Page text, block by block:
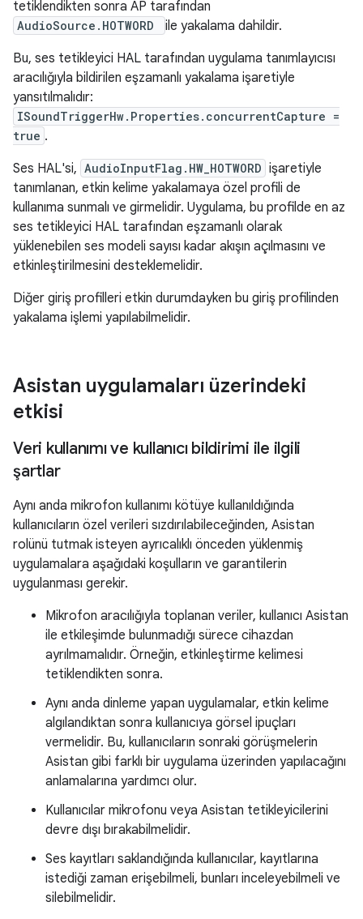
tetiklendikten sonra AP tarafından
AudioSource.HOTWORD
ile yakalama dahildir.
Bu, ses tetikleyici HAL tarafından uygulama tanımlayıcısı
aracılığıyla bildirilen eşzamanlı yakalama işaretiyle
yansıtılmalıdır:
ISoundTriggerHw.Properties.concurrentCapture =
true .
Ses HAL'si, AudioInputFlag.HW_HOTWORD işaretiyle
tanımlanan, etkin kelime yakalamaya özel profili de
kullanıma sunmalı ve girmelidir. Uygulama, bu profilde en az
ses tetikleyici HAL tarafından eşzamanlı olarak
yüklenebilen ses modeli sayısı kadar akışın açılmasını ve
etkinleştirilmesini desteklemelidir.
Diğer giriş profilleri etkin durumdayken bu giriş profilinden
yakalama işlemi yapılabilmelidir.
Asistan uygulamaları üzerindeki
etkisi
Veri kullanımı ve kullanıcı bildirimi ile ilgili
şartlar
Aynı anda mikrofon kullanımı kötüye kullanıldığında
kullanıcıların özel verileri sızdırılabileceğinden, Asistan
rolünü tutmak isteyen ayrıcalıklı önceden yüklenmiş
uygulamalara aşağıdaki koşulların ve garantilerin
uygulanması gerekir.
Mikrofon aracılığıyla toplanan veriler, kullanıcı Asistan
ile etkileşimde bulunmadığı sürece cihazdan
ayrılmamalıdır. Örneğin, etkinleştirme kelimesi
tetiklendikten sonra.
Aynı anda dinleme yapan uygulamalar, etkin kelime
algılandıktan sonra kullanıcıya görsel ipuçları
vermelidir. Bu, kullanıcıların sonraki görüşmelerin
Asistan gibi farklı bir uygulama üzerinden yapılacağını
anlamalarına yardımcı olur.
Kullanıcılar mikrofonu veya Asistan tetikleyicilerini
devre dışı bırakabilmelidir.
Ses kayıtları saklandığında kullanıcılar, kayıtlarına
istediği zaman erişebilmeli, bunları inceleyebilmeli ve
silebilmelidir.